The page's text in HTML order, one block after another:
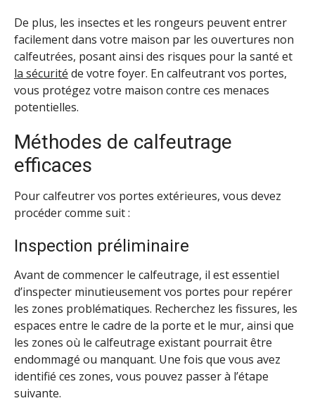
De plus, les insectes et les rongeurs peuvent entrer
facilement dans votre maison par les ouvertures non
calfeutrées, posant ainsi des risques pour la santé et
la sécurité de votre foyer. En calfeutrant vos portes,
vous protégez votre maison contre ces menaces
potentielles.
Méthodes de calfeutrage
efficaces
Pour calfeutrer vos portes extérieures, vous devez
procéder comme suit :
Inspection préliminaire
Avant de commencer le calfeutrage, il est essentiel
d’inspecter minutieusement vos portes pour repérer
les zones problématiques. Recherchez les fissures, les
espaces entre le cadre de la porte et le mur, ainsi que
les zones où le calfeutrage existant pourrait être
endommagé ou manquant. Une fois que vous avez
identifié ces zones, vous pouvez passer à l’étape
suivante.